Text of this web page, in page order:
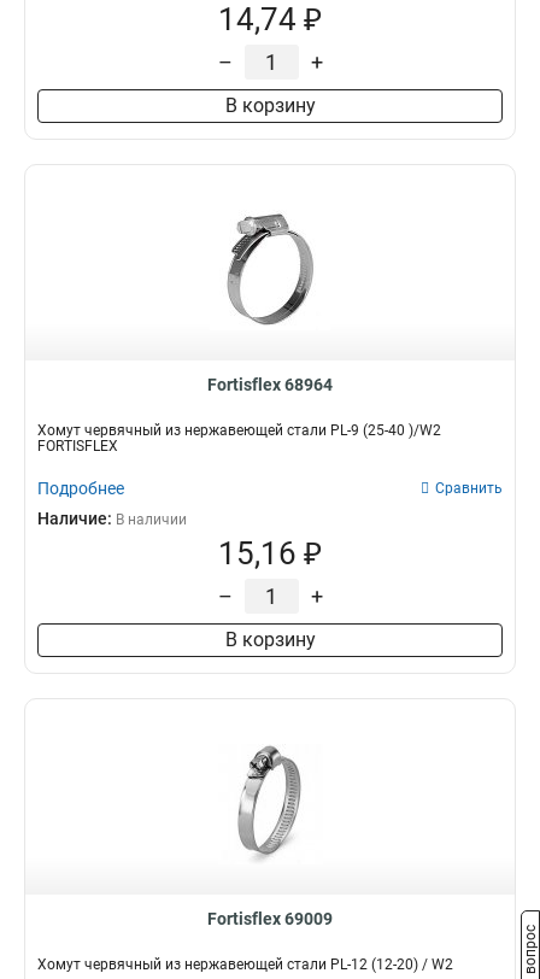
14,74 ₽
– +
В корзину
Fortisflex 68964
Хомут червячный из нержавеющей стали PL-9 (25-40 )/W2
FORTISFLEX
Подробнее Сравнить
Наличие: В наличии
15,16 ₽
– +
В корзину
Fortisflex 69009
Хомут червячный из нержавеющей стали PL-12 (12-20) / W2